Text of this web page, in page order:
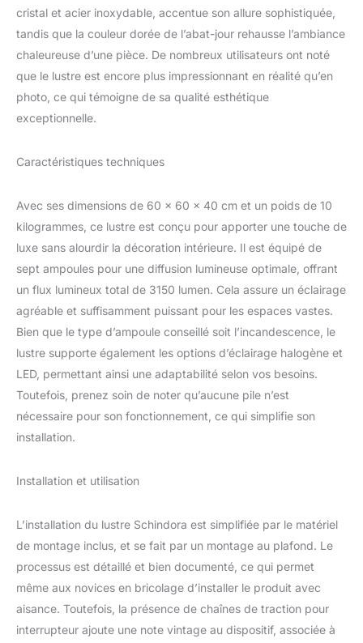
en vaut vraiment la peine
LUSTRES EN CRISTAL
D'OR】：La taille du
luminaire suspendu rond
est D60 cm * H40 cm,
ampoule, non incluse).
l'ensemble du plafonnier
est compatible avec les
ampoules LED à intensité
variable, à économie
d'énergie et halogènes.
【LUXE LUSTRES EN
CRISTAL MODERNES】：
Ce grand lustre en cristal
couches de cristaux de
grille K9 avec un cadre
extérieur en paillettes
lorsque le lustre s'allume,
tous les efforts seront
transformés. Le cristal
produit une lumière
douce, le design
minimaliste est élégant et
【CHAUFFAGE DE
cristal et acier inoxydable, accentue son allure sophistiquée,
tandis que la couleur dorée de l’abat-jour rehausse l’ambiance
chaleureuse d’une pièce. De nombreux utilisateurs ont noté
que le lustre est encore plus impressionnant en réalité qu’en
photo, ce qui témoigne de sa qualité esthétique
exceptionnelle.
Caractéristiques techniques
Avec ses dimensions de 60 x 60 x 40 cm et un poids de 10
kilogrammes, ce lustre est conçu pour apporter une touche de
luxe sans alourdir la décoration intérieure. Il est équipé de
sept ampoules pour une diffusion lumineuse optimale, offrant
un flux lumineux total de 3150 lumen. Cela assure un éclairage
agréable et suffisamment puissant pour les espaces vastes.
Bien que le type d’ampoule conseillé soit l’incandescence, le
lustre supporte également les options d’éclairage halogène et
LED, permettant ainsi une adaptabilité selon vos besoins.
Toutefois, prenez soin de noter qu’aucune pile n’est
nécessaire pour son fonctionnement, ce qui simplifie son
installation.
Installation et utilisation
L’installation du lustre Schindora est simplifiée par le matériel
de montage inclus, et se fait par un montage au plafond. Le
processus est détaillé et bien documenté, ce qui permet
même aux novices en bricolage d’installer le produit avec
aisance. Toutefois, la présence de chaînes de traction pour
interrupteur ajoute une note vintage au dispositif, associée à